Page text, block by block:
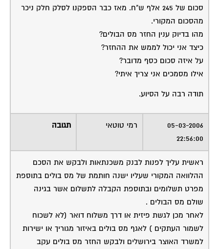
סכום של 245 אלף ש"ח. מאז כבר הספקנו לסלק חלק ניכר
מהסכום המקורי.
מהו בדיוק ענין החזר מס הבולים?
כיצד אני יכול לממש את ההחזר?
על איזה סכום כסף מדובר?
אילו מסמכים אני צריך איתי?
תודה רבה על הסיוע.
05-03-2006
22:56:00
רמי טוטאי תגובה
ראשית עליך לפנות לבנק משכנתאות ולבקש את הסכם
ההלוואה המקורי שעליו ישנה חותמת של מס בולים בתוספת
מפרט תשלומים ובתוספת הקבלה לתשלום אשר בגינה
שולם מס הבולים .
לאחר מכן לגשת פיזית או דרך משלוח דואר (לא לשכוח
לשמור העתקים ) לאגף מס בולים באיזור מגוריך או ישירות
למשרד האוצר בירושלים ולבקש החזר מס בולים עקב